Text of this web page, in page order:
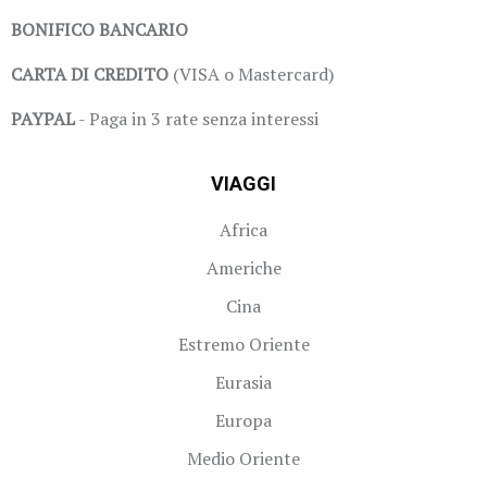
BONIFICO BANCARIO
CARTA DI CREDITO (VISA o Mastercard)
PAYPAL- Paga in 3 rate senza interessi
VIAGGI
Africa
Americhe
Cina
Estremo Oriente
Eurasia
Europa
Medio Oriente